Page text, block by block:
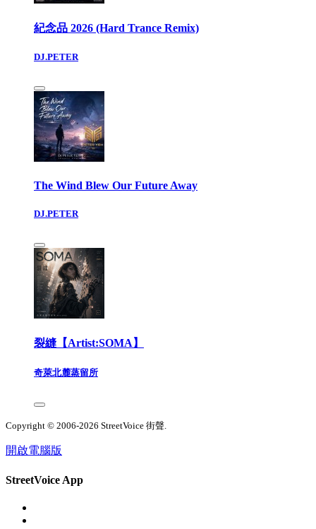
紀念品 2026 (Hard Trance Remix)
DJ.PETER
The Wind Blew Our Future Away
DJ.PETER
裂縫【Artist:SOMA】
奇萊北麓蒸留所
Copyright © 2006-2026 StreetVoice 街聲.
開啟電腦版
StreetVoice App